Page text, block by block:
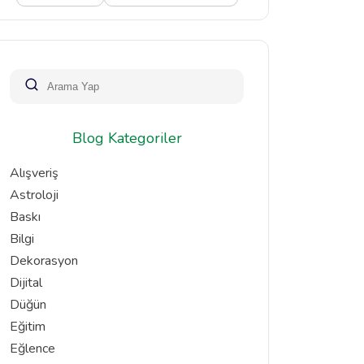
Blog Kategoriler
Alışveriş
Astroloji
Baskı
Bilgi
Dekorasyon
Dijital
Düğün
Eğitim
Eğlence